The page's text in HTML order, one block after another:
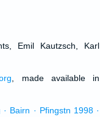
Emil Kautzsch, Karl
, made available in
Bairn · Pfingstn 1998 ·